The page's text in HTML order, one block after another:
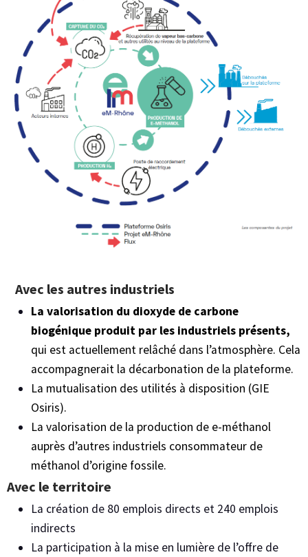
Avec les autres industriels
La valorisation du dioxyde de carbone
biogénique produit par les industriels présents,
qui est actuellement relâché dans l’atmosphère. Cela
accompagnerait la décarbonation de la plateforme.
La mutualisation des utilités à disposition (GIE
Osiris).
La valorisation de la production de e-méthanol
auprès d’autres industriels consommateur de
méthanol d’origine fossile.
Avec le territoire
La création de 80 emplois directs et 240 emplois
indirects
La participation à la mise en lumière de l’offre de